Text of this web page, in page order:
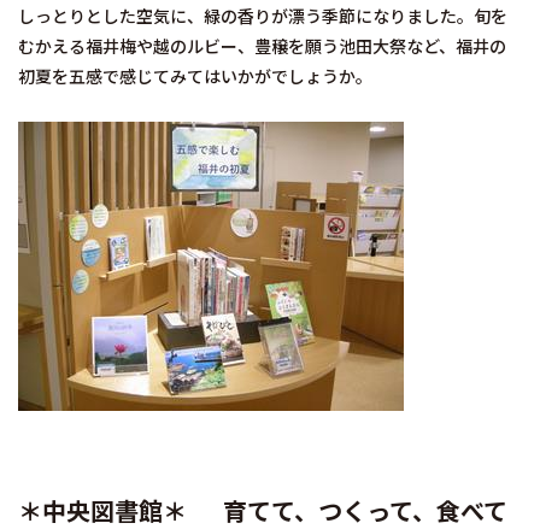
しっとりとした空気に、緑の香りが漂う季節になりました。旬を
むかえる福井梅や越のルビー、豊穣を願う池田大祭など、福井の
初夏を五感で感じてみてはいかがでしょうか。
＊中央図書館＊ 育てて、つくって、食べて